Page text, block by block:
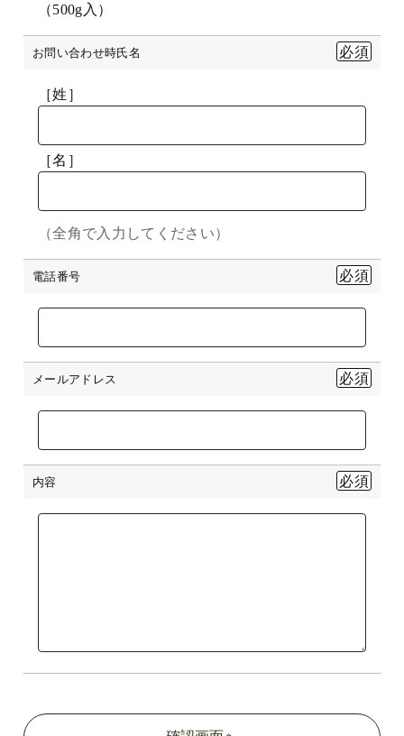
（500g入）
お問い合わせ時氏名
［姓］
［名］
（全角で入力してください）
電話番号
メールアドレス
内容